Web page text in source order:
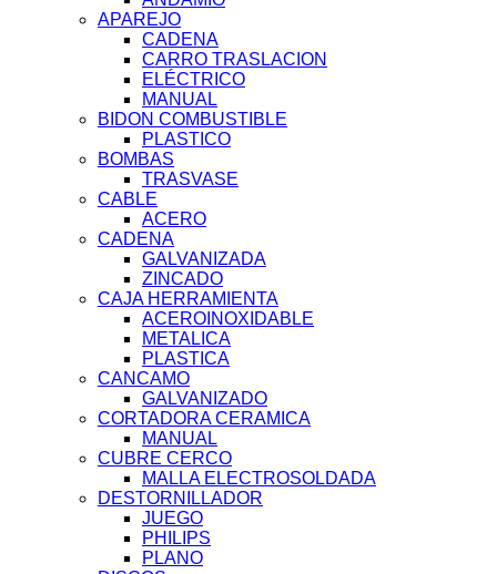
APAREJO
CADENA
CARRO TRASLACION
ELÉCTRICO
MANUAL
BIDON COMBUSTIBLE
PLASTICO
BOMBAS
TRASVASE
CABLE
ACERO
CADENA
GALVANIZADA
ZINCADO
CAJA HERRAMIENTA
ACEROINOXIDABLE
METALICA
PLASTICA
CANCAMO
GALVANIZADO
CORTADORA CERAMICA
MANUAL
CUBRE CERCO
MALLA ELECTROSOLDADA
DESTORNILLADOR
JUEGO
PHILIPS
PLANO